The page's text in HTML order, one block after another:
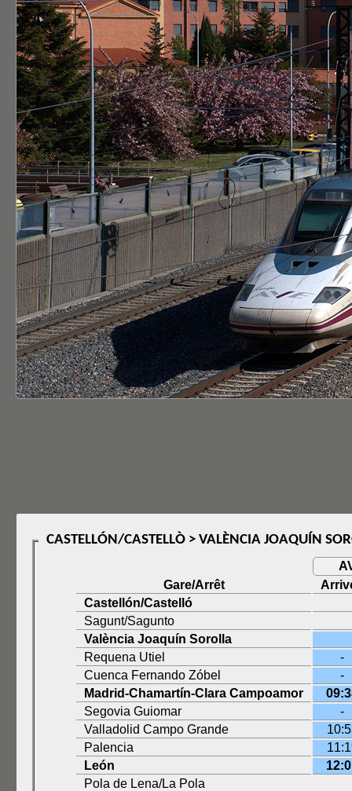
CASTELLÓN/CASTELLÒ > VALÈNCIA JOAQUÍN
Gare/Arrêt
Castellón/Castelló
Sagunt/Sagunto
València Joaquín Sorolla
Requena Utiel
-
Cuenca Fernando Zóbel
-
Madrid-Chamartín-Clara Campoamor
Segovia Guiomar
-
Valladolid Campo Grande
Palencia
León
Pola de Lena/La Pola